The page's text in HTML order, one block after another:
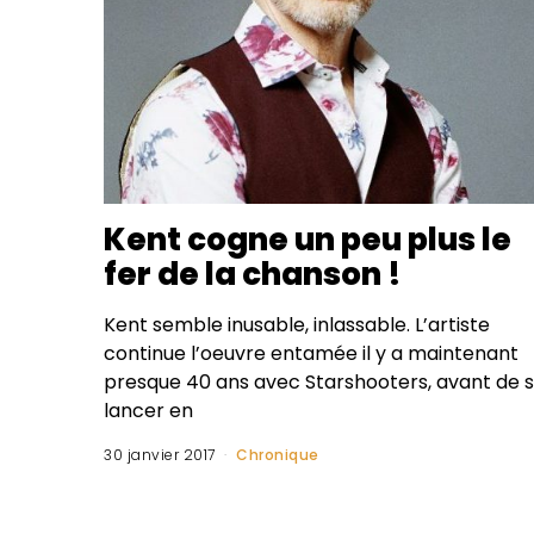
Kent cogne un peu plus le
fer de la chanson !
Kent semble inusable, inlassable. L’artiste
continue l’oeuvre entamée il y a maintenant
presque 40 ans avec Starshooters, avant de
lancer en
30 janvier 2017 Chronique